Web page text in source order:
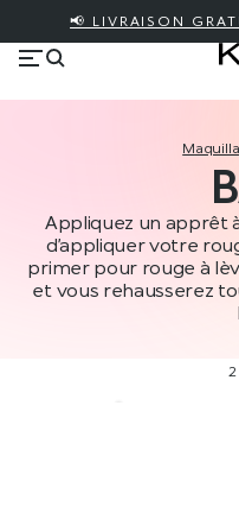
📢 LIVRAISON
Appliquez un apprêt
d’appliquer votre
primer pour rouge à
et vous rehausserez